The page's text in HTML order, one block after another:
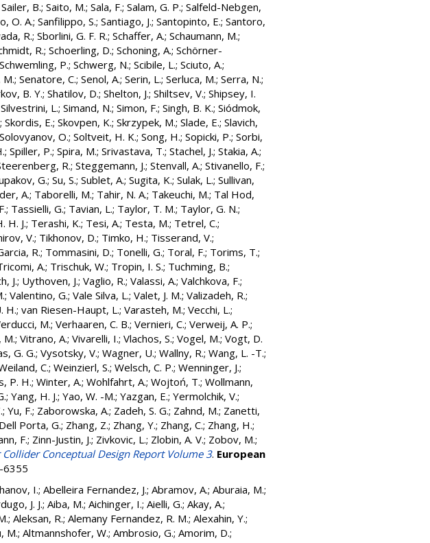
Sailer, B.; Saito, M.; Sala, F.; Salam, G. P.; Salfeld-Nebgen,
O. A.; Sanfilippo, S.; Santiago, J.; Santopinto, E.; Santoro,
R.; Sborlini, G. F. R.; Schaffer, A.; Schaumann, M.;
R.; Schoerling, D.; Schoning, A.; Schörner-
Schwemling, P.; Schwerg, N.; Scibile, L.; Sciuto, A.;
M.; Senatore, C.; Senol, A.; Serin, L.; Serluca, M.; Serra, N.;
B. Y.; Shatilov, D.; Shelton, J.; Shiltsev, V.; Shipsey, I.
Silvestrini, L.; Simand, N.; Simon, F.; Singh, B. K.; Siódmok,
; Skordis, E.; Skovpen, K.; Skrzypek, M.; Slade, E.; Slavich,
Solovyanov, O.; Soltveit, H. K.; Song, H.; Sopicki, P.; Sorbi,
; Spiller, P.; Spira, M.; Srivastava, T.; Stachel, J.; Stakia, A.;
R.; Steggemann, J.; Stenvall, A.; Stivanello, F.;
G.; Su, S.; Sublet, A.; Sugita, K.; Sulak, L.; Sullivan,
A.; Taborelli, M.; Tahir, N. A.; Takeuchi, M.; Tal Hod,
; Tassielli, G.; Tavian, L.; Taylor, T. M.; Taylor, G. N.;
H. J.; Terashi, K.; Tesi, A.; Testa, M.; Tetrel, C.;
V.; Tikhonov, D.; Timko, H.; Tisserand, V.;
R.; Tommasini, D.; Tonelli, G.; Toral, F.; Torims, T.;
A.; Trischuk, W.; Tropin, I. S.; Tuchming, B.;
J.; Uythoven, J.; Vaglio, R.; Valassi, A.; Valchkova, F.;
; Valentino, G.; Vale Silva, L.; Valet, J. M.; Valizadeh, R.;
H.; van Riesen-Haupt, L.; Varasteh, M.; Vecchi, L.;
M.; Verhaaren, C. B.; Vernieri, C.; Verweij, A. P.;
M.; Vitrano, A.; Vivarelli, I.; Vlachos, S.; Vogel, M.; Vogt, D.
G. G.; Vysotsky, V.; Wagner, U.; Wallny, R.; Wang, L. -T.;
C.; Weinzierl, S.; Welsch, C. P.; Wenninger, J.;
P. H.; Winter, A.; Wohlfahrt, A.; Wojtoń, T.; Wollmann,
; Yang, H. J.; Yao, W. -M.; Yazgan, E.; Yermolchik, V.;
; Yu, F.; Zaborowska, A.; Zadeh, S. G.; Zahnd, M.; Zanetti,
Porta, G.; Zhang, Z.; Zhang, Y.; Zhang, C.; Zhang, H.;
F.; Zinn-Justin, J.; Zivkovic, L.; Zlobin, A. V.; Zobov, M.;
Conceptual Design Report Volume 3. European
6355
I.; Abelleira Fernandez, J.; Abramov, A.; Aburaia, M.;
J. J.; Aiba, M.; Aichinger, I.; Aielli, G.; Akay, A.;
; Aleksan, R.; Alemany Fernandez, R. M.; Alexahin, Y.;
M.; Altmannshofer, W.; Ambrosio, G.; Amorim, D.;